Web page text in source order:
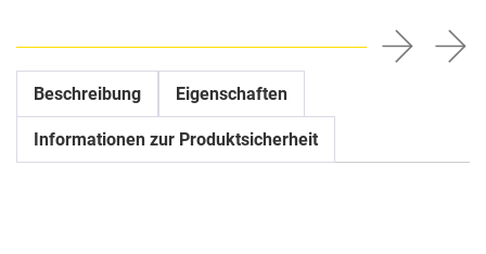
Beschreibung Eigenschaften
Informationen zur Produktsicherheit